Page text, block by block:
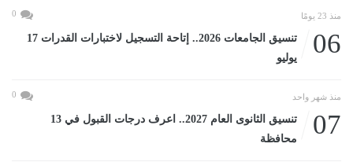
منذ 23 يومًا 0
06
تنسيق الجامعات 2026.. إتاحة التسجيل لاختبارات القدرات 17
يوليو
منذ شهر واحد 0
07
تنسيق الثانوى العام 2027.. اعرف درجات القبول في 13
محافظة